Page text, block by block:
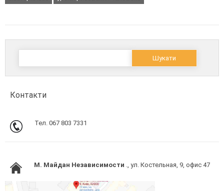
Пошук:
Контакти
Тел. 067 803 7331
M. Майдан Независимости ., ул. Костельная, 9, офис 47